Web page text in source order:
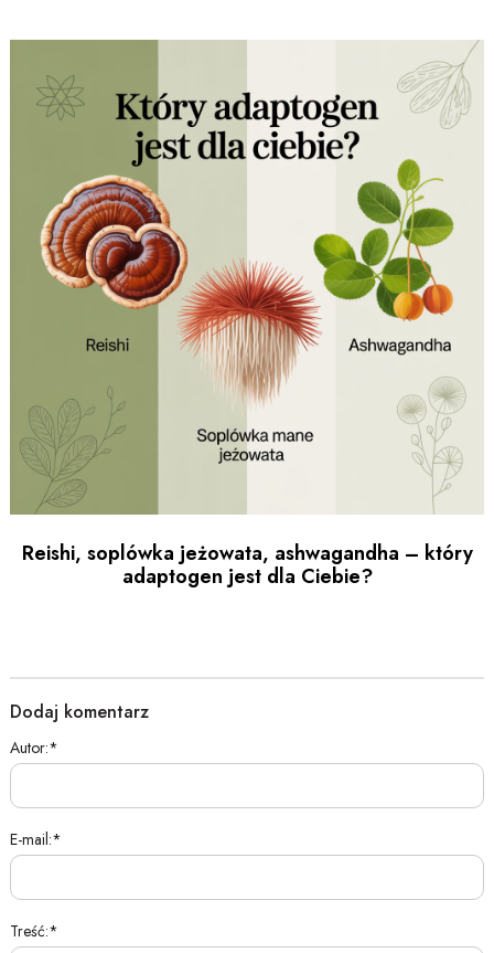
Reishi, soplówka jeżowata, ashwagandha – który
adaptogen jest dla Ciebie?
Dodaj komentarz
Autor:
E-mail:
Treść: